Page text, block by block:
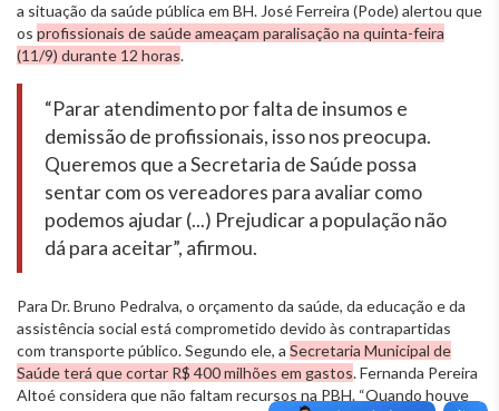
a situação da saúde pública em BH. José Ferreira (Pode) alertou que
os profissionais de saúde ameaçam paralisação na quinta-feira
(11/9) durante 12 horas.
“Parar atendimento por falta de insumos e
demissão de profissionais, isso nos preocupa.
Queremos que a Secretaria de Saúde possa
sentar com os vereadores para avaliar como
podemos ajudar (...) Prejudicar a população não
dá para aceitar”, afirmou.
Para Dr. Bruno Pedralva, o orçamento da saúde, da educação e da
assistência social está comprometido devido às contrapartidas
com transporte público. Segundo ele, a Secretaria Municipal de
Saúde terá que cortar R$ 400 milhões em gastos. Fernanda Pereira
Altoé considera que não faltam recursos na PBH. “Quando houve